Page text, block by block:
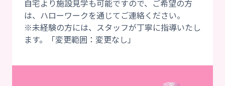
自宅より施設見学も可能ですので、ご希望の方
は、ハローワークを通じてご連絡ください。
※未経験の方には、スタッフが丁寧に指導いたし